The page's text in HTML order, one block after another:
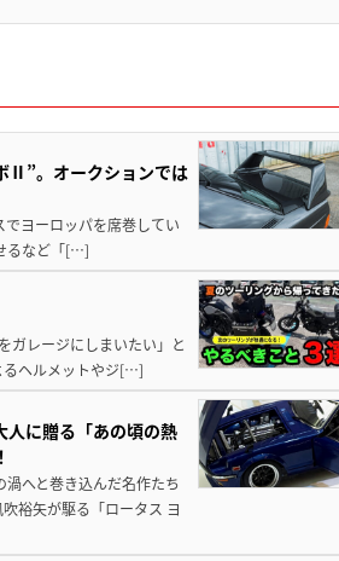
Ⅱ”。オークションでは
ヨーロッパを席巻してい
るなど「[…]
ガレージにしまいたい」と
るヘルメットやジ[…]
人に贈る「あの頃の熱
へと巻き込んだ名作たち
裕矢が駆る「ロータス ヨ